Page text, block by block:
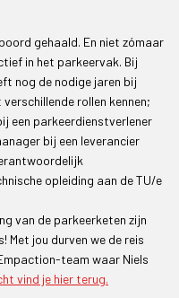
gehaald. En niet zómaar
in het parkeervak. Bij
nog de nodige jaren bij
rollen kennen;
een parkeerdienstverlener
bij een leverancier
opleiding aan de TU/e
van de parkeerketen zijn
Met jou durven we de reis
team waar Niels
vind je hier terug.